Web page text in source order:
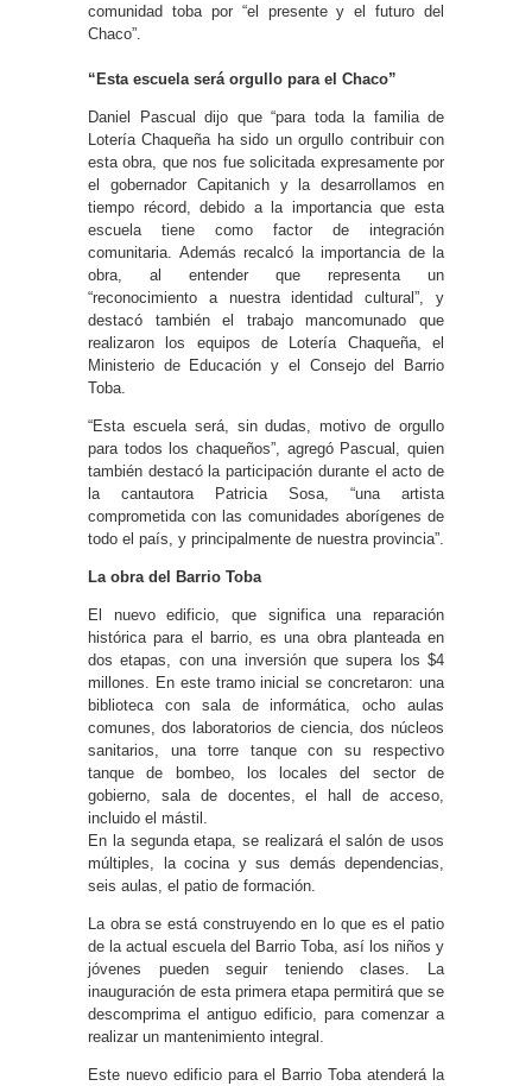
comunidad toba por “el presente y el futuro del
Chaco”.
“Esta escuela será orgullo para el Chaco”
Daniel Pascual dijo que “para toda la familia de
Lotería Chaqueña ha sido un orgullo contribuir con
esta obra, que nos fue solicitada expresamente por
el gobernador Capitanich y la desarrollamos en
tiempo récord, debido a la importancia que esta
escuela tiene como factor de integración
comunitaria. Además recalcó la importancia de la
obra, al entender que representa un
“reconocimiento a nuestra identidad cultural”, y
destacó también el trabajo mancomunado que
realizaron los equipos de Lotería Chaqueña, el
Ministerio de Educación y el Consejo del Barrio
Toba.
“Esta escuela será, sin dudas, motivo de orgullo
para todos los chaqueños”, agregó Pascual, quien
también destacó la participación durante el acto de
la cantautora Patricia Sosa, “una artista
comprometida con las comunidades aborígenes de
todo el país, y principalmente de nuestra provincia”.
La obra del Barrio Toba
El nuevo edificio, que significa una reparación
histórica para el barrio, es una obra planteada en
dos etapas, con una inversión que supera los $4
millones. En este tramo inicial se concretaron: una
biblioteca con sala de informática, ocho aulas
comunes, dos laboratorios de ciencia, dos núcleos
sanitarios, una torre tanque con su respectivo
tanque de bombeo, los locales del sector de
gobierno, sala de docentes, el hall de acceso,
incluido el mástil.
En la segunda etapa, se realizará el salón de usos
múltiples, la cocina y sus demás dependencias,
seis aulas, el patio de formación.
La obra se está construyendo en lo que es el patio
de la actual escuela del Barrio Toba, así los niños y
jóvenes pueden seguir teniendo clases. La
inauguración de esta primera etapa permitirá que se
descomprima el antiguo edificio, para comenzar a
realizar un mantenimiento integral.
Este nuevo edificio para el Barrio Toba atenderá la